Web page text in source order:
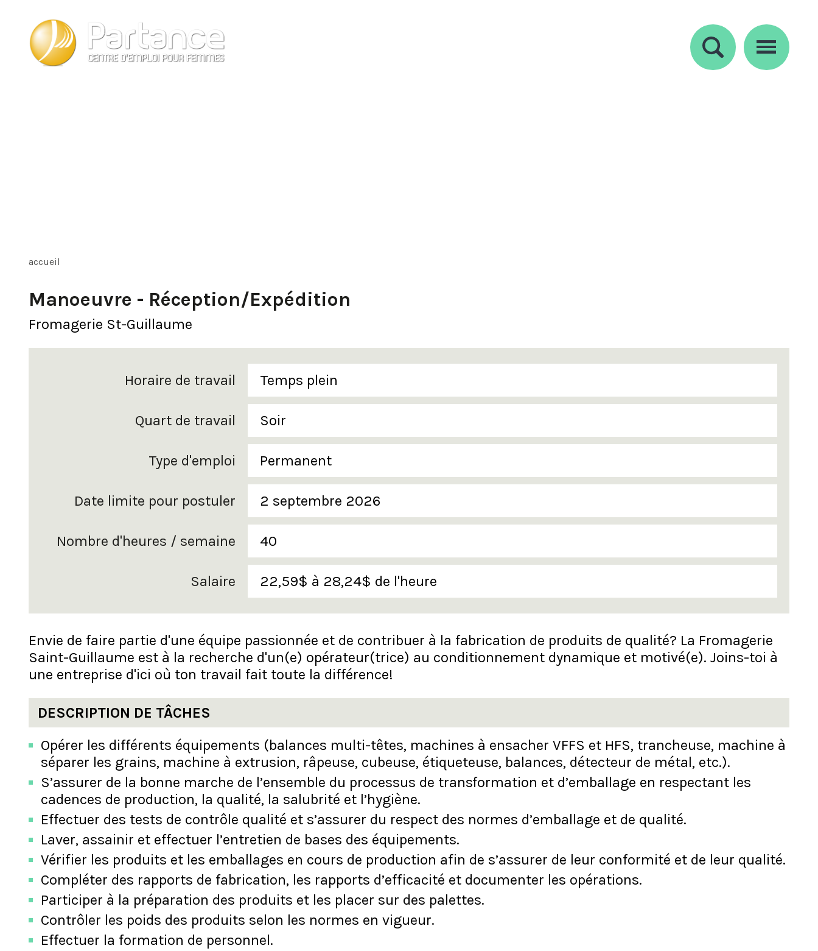
accueil
Manoeuvre - Réception/Expédition
Fromagerie St-Guillaume
Horaire de travail Temps plein
Quart de travail Soir
Type d'emploi Permanent
Date limite pour postuler 2 septembre 2026
Nombre d'heures / semaine 40
Salaire 22,59$ à 28,24$ de l'heure
Envie de faire partie d'une équipe passionnée et de contribuer à la fabrication de produits de qualité? La Fromagerie
Saint-Guillaume est à la recherche d'un(e) opérateur(trice) au conditionnement dynamique et motivé(e). Joins-toi à
une entreprise d'ici où ton travail fait toute la différence!
DESCRIPTION DE TÂCHES
Opérer les différents équipements (balances multi-têtes, machines à ensacher VFFS et HFS, trancheuse, machine à
séparer les grains, machine à extrusion, râpeuse, cubeuse, étiqueteuse, balances, détecteur de métal, etc.).
S’assurer de la bonne marche de l’ensemble du processus de transformation et d’emballage en respectant les
cadences de production, la qualité, la salubrité et l’hygiène.
Effectuer des tests de contrôle qualité et s’assurer du respect des normes d’emballage et de qualité.
Laver, assainir et effectuer l’entretien de bases des équipements.
Vérifier les produits et les emballages en cours de production afin de s’assurer de leur conformité et de leur qualité.
Compléter des rapports de fabrication, les rapports d’efficacité et documenter les opérations.
Participer à la préparation des produits et les placer sur des palettes.
Contrôler les poids des produits selon les normes en vigueur.
Effectuer la formation de personnel.